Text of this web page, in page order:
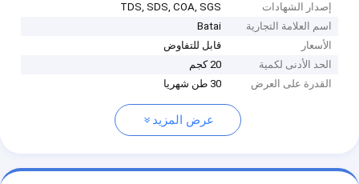
إصدار الشهادات
TDS, SDS, COA, SGS
اسم العلامة التجارية
Batai
الأسعار
قابل للتفاوض
الحد الأدنى لكمية
20 كجم
القدرة على العرض
30 طن شهريا
عرض المزيد